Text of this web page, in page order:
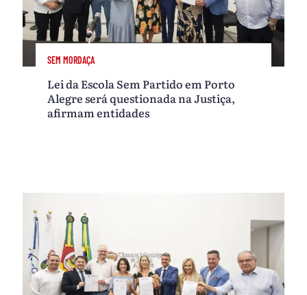
SEM MORDAÇA
Lei da Escola Sem Partido em Porto
Alegre será questionada na Justiça,
afirmam entidades